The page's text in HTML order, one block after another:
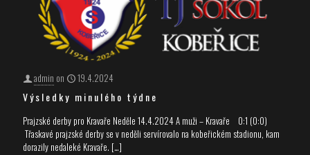
admin on 19.4.2024
Výsledky minulého týdne
Prajzské derby pro Kravaře Neděle 14.4.2024 A muži – Kravaře 0:1 (0:0)
Třaskavé prajzské derby se v neděli servírovalo na kobeřickém stadionu, kam
dorazily nedaleké Kravaře. […]